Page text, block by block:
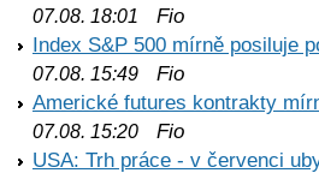
07.08. 18:01
Fio
Index S&P 500 mírně posiluje
07.08. 15:49 Fio
Americké futures kontrakty
07.08. 15:20 Fio
USA: Trh práce - v červenci